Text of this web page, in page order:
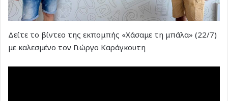
Δείτε το βίντεο της εκπομπής «Χάσαμε τη μπάλα» (22/7)
με καλεσμένο τον Γιώργο Καράγκουτη